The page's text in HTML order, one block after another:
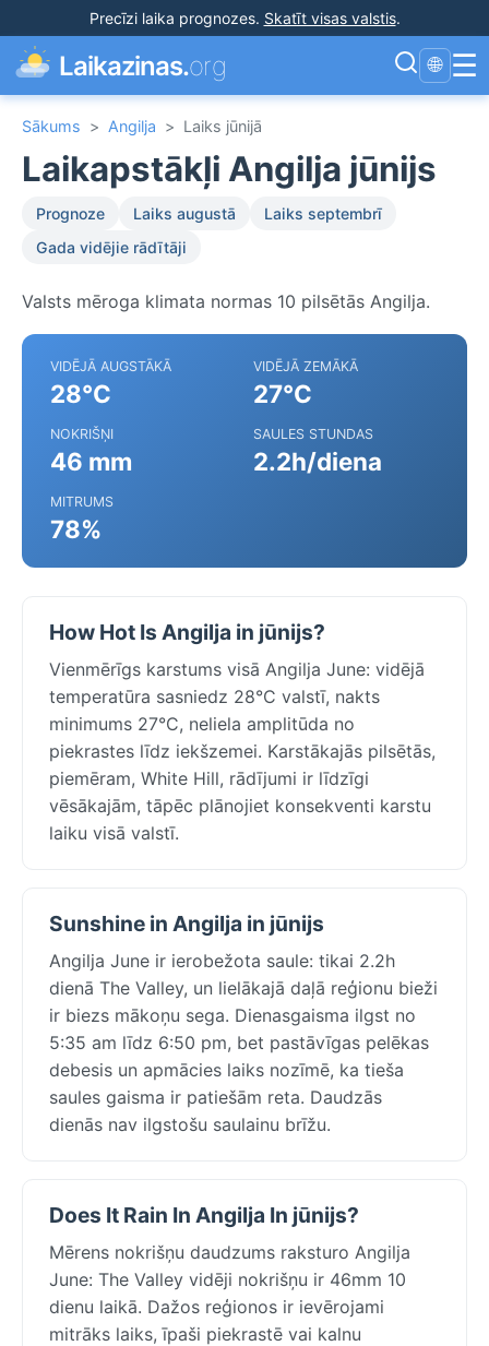
Precīzi laika prognozes. Skatīt visas valstis.
Laikazinas.org 🌐 ☰
Sākums > Angilja > Laiks jūnijā
Laikapstākļi Angilja jūnijs
Prognoze Laiks augustā
Laiks septembrī
Gada vidējie rādītāji
Valsts mēroga klimata normas 10 pilsētās Angilja.
VIDĒJĀ AUGSTĀKĀ
28°C
VIDĒJĀ ZEMĀKĀ
27°C
NOKRIŠŅI
46 mm
SAULES STUNDAS
2.2h/diena
MITRUMS
78%
How Hot Is Angilja in jūnijs?
Vienmērīgs karstums visā Angilja June: vidējā
temperatūra sasniedz 28°C valstī, nakts
minimums 27°C, neliela amplitūda no
piekrastes līdz iekšzemei. Karstākajās pilsētās,
piemēram, White Hill, rādījumi ir līdzīgi
vēsākajām, tāpēc plānojiet konsekventi karstu
laiku visā valstī.
Sunshine in Angilja in jūnijs
Angilja June ir ierobežota saule: tikai 2.2h
dienā The Valley, un lielākajā daļā reģionu bieži
ir biezs mākoņu sega. Dienasgaisma ilgst no
5:35 am līdz 6:50 pm, bet pastāvīgas pelēkas
debesis un apmācies laiks nozīmē, ka tieša
saules gaisma ir patiešām reta. Daudzās
dienās nav ilgstošu saulainu brīžu.
Does It Rain In Angilja In jūnijs?
Mērens nokrišņu daudzums raksturo Angilja
June: The Valley vidēji nokrišņu ir 46mm 10
dienu laikā. Dažos reģionos ir ievērojami
mitrāks laiks, īpaši piekrastē vai kalnu